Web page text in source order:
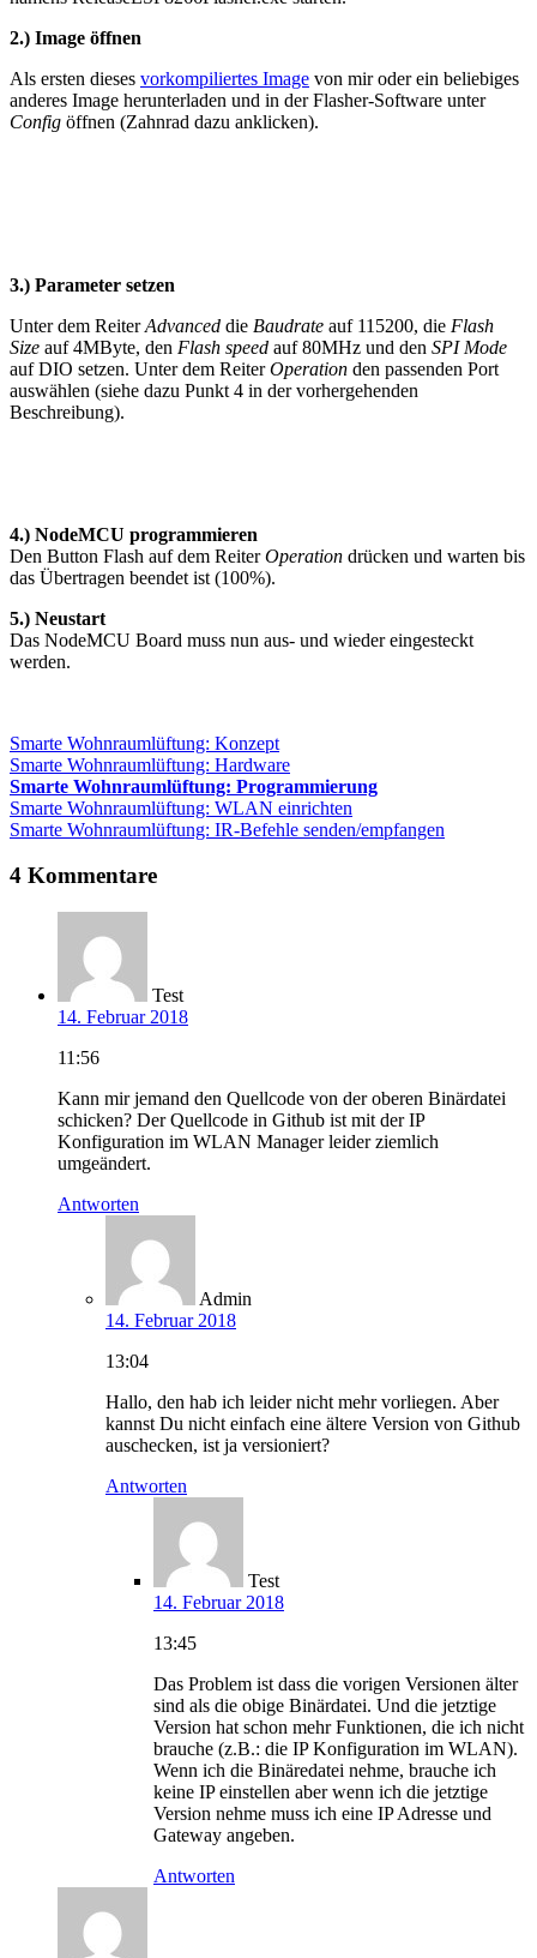
2.) Image öffnen
Als ersten dieses vorkompiliertes Image von mir oder ein beliebiges
anderes Image herunterladen und in der Flasher-Software unter
Config öffnen (Zahnrad dazu anklicken).
3.) Parameter setzen
Unter dem ReiterAdvanced die Baudrate auf 115200, die Flash
Size auf 4MByte, den Flash speed auf 80MHz und den SPI Mode
auf DIO setzen. Unter dem ReiterOperation den passenden Port
auswählen (siehe dazu Punkt 4 in der vorhergehenden
Beschreibung).
4.) NodeMCU programmieren
Den Button Flash auf dem ReiterOperation drücken und warten bis
das Übertragen beendet ist (100%).
5.) Neustart
Das NodeMCU Board muss nun aus- und wieder eingesteckt
werden.
Smarte Wohnraumlüftung: Konzept
Smarte Wohnraumlüftung: Hardware
Smarte Wohnraumlüftung: Programmierung
Smarte Wohnraumlüftung: WLAN einrichten
Smarte Wohnraumlüftung: IR-Befehle senden/empfangen
4 Kommentare
Test
14. Februar 2018
11:56
Kann mir jemand den Quellcode von der oberen Binärdatei
schicken? Der Quellcode in Github ist mit der IP
Konfiguration im WLAN Manager leider ziemlich
umgeändert.
Antworten
Admin
14. Februar 2018
13:04
Hallo, den hab ich leider nicht mehr vorliegen. Aber
kannst Du nicht einfach eine ältere Version von Github
auschecken, ist ja versioniert?
Antworten
Test
14. Februar 2018
13:45
Das Problem ist dass die vorigen Versionen älter
sind als die obige Binärdatei. Und die jetztige
Version hat schon mehr Funktionen, die ich nicht
brauche (z.B.: die IP Konfiguration im WLAN).
Wenn ich die Binäredatei nehme, brauche ich
keine IP einstellen aber wenn ich die jetztige
Version nehme muss ich eine IP Adresse und
Gateway angeben.
Antworten